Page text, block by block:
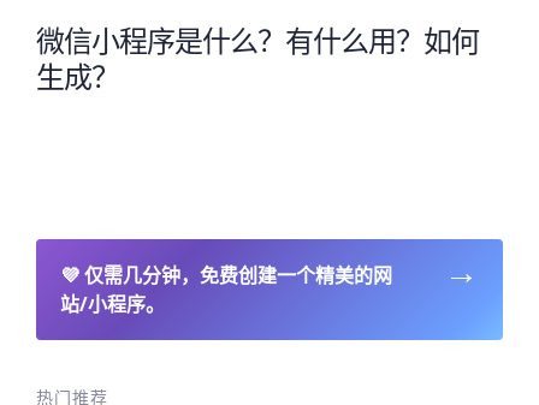
微信小程序是什么？有什么用？如何
生成？
💜仅需几分钟，免费创建一个精美的网
站/小程序。
→
热门推荐